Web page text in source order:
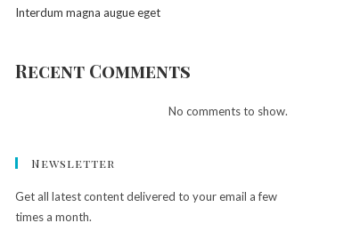
Interdum magna augue eget
Recent Comments
No comments to show.
Newsletter
Get all latest content delivered to your email a few
times a month.